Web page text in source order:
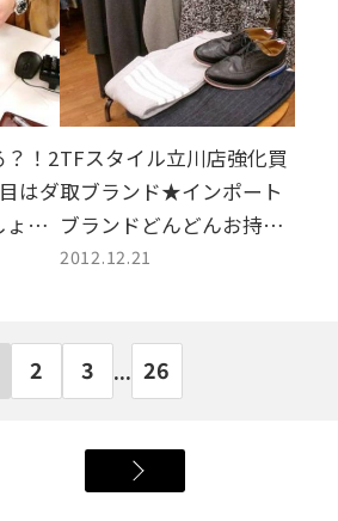
？！2
はダ
ょう
高
TFスタイル立川店強化買
取ブランド★インポート
ブランドどんどんお持込
ください♪
2012.12.21
2 3 ... 26